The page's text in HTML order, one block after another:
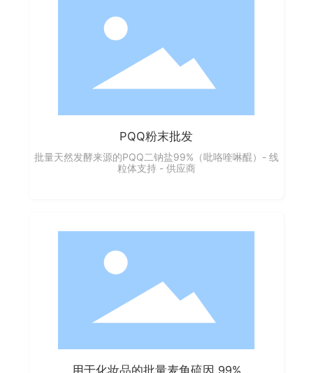
PQQ粉末批发
批量天然发酵来源的PQQ二钠盐99%（吡咯喹啉醌）- 线
粒体支持 - 供应商